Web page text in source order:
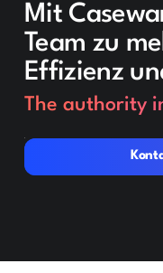
Mit
Team zu
Effizienz
The authority
Kontaktieren Sie uns